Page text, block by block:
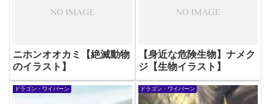
ニホンオオカミ【絶滅動物
のイラスト】
【身近な危険生物】ナメク
ジ【生物イラスト】
ドラゴン・ワイバーン ドラゴン・ワイバーン